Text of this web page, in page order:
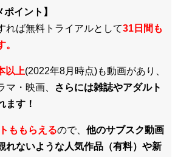
イント】
ば無料トライアルとして31日間も
以上(2022年8月時点)も動画があり、
マ・映画、
さらには雑誌やアダルト
ます！
ももらえるので、 他のサブスク動画
れないような人気作品（有料）や新